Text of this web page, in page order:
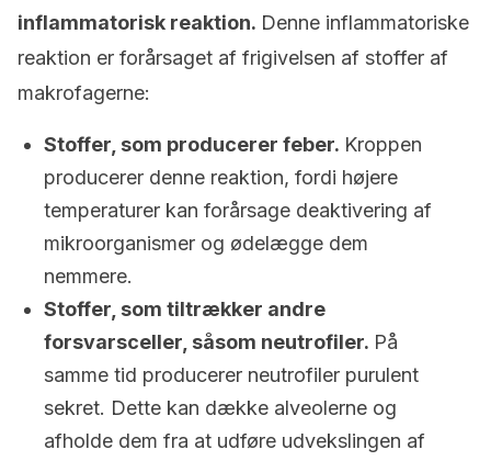
inflammatorisk reaktion. Denne inflammatoriske
reaktion er forårsaget af frigivelsen af stoffer af
makrofagerne:
Stoffer, som producerer feber. Kroppen
producerer denne reaktion, fordi højere
temperaturer kan forårsage deaktivering af
mikroorganismer og ødelægge dem
nemmere.
Stoffer, som tiltrækker andre
forsvarsceller, såsom neutrofiler. På
samme tid producerer neutrofiler purulent
sekret. Dette kan dække alveolerne og
afholde dem fra at udføre udvekslingen af